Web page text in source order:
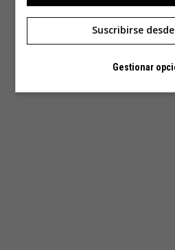
Suscribirse
Gestionar